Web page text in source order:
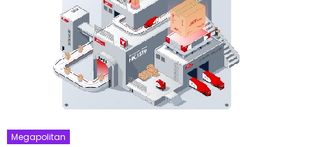
Megapolitan